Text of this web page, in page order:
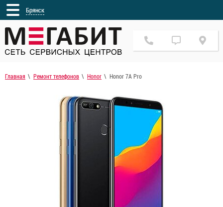
Брянск
Главная Ремонт телефонов Honor Honor 7A Pro